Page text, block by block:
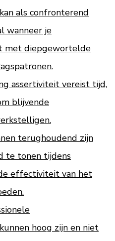
als confronterend
wanneer je
met diepgewortelde
assertiviteit vereist tijd,
blijvende
terughoudend zijn
te tonen tijdens
effectiviteit van het
hoog zijn en niet